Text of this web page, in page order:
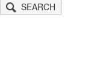
SEARCH